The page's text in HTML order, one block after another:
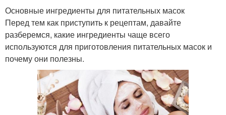
Основные ингредиенты для питательных масок
Перед тем как приступить к рецептам, давайте
разберемся, какие ингредиенты чаще всего
используются для приготовления питательных масок и
почему они полезны.